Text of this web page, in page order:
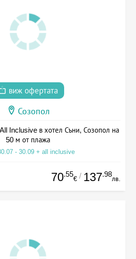
виж офертата
Созопол
Inclusive в хотел Съни, Созопол на
50 м от плажа
- 30.09 + all inclusive
70.55
€ / 137.98
лв.